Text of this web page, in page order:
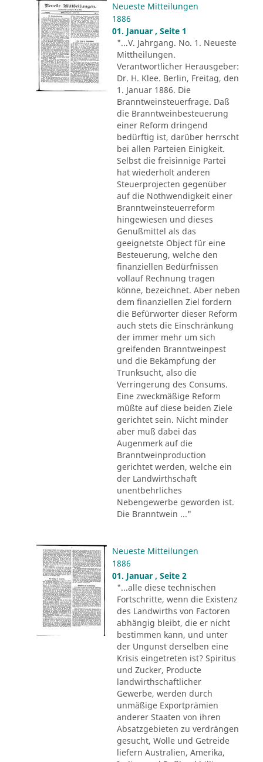
Neueste Mitteilungen
1886
01. Januar , Seite 1
"...V. Jahrgang. No. 1. Neueste
Mittheilungen.
Verantwortlicher Herausgeber:
Dr. H. Klee. Berlin, Freitag, den
1. Januar 1886. Die
Branntweinsteuerfrage. Daß
die Branntweinbesteuerung
einer Reform dringend
bedürftig ist, darüber herrscht
bei allen Parteien Einigkeit.
Selbst die freisinnige Partei
hat wiederholt anderen
Steuerprojecten gegenüber
auf die Nothwendigkeit einer
Branntweinsteuerreform
hingewiesen und dieses
Genußmittel als das
geeignetste Object für eine
Besteuerung, welche den
finanziellen Bedürfnissen
vollauf Rechnung tragen
könne, bezeichnet. Aber neben
dem finanziellen Ziel fordern
die Befürworter dieser Reform
auch stets die Einschränkung
der immer mehr um sich
greifenden Branntweinpest
und die Bekämpfung der
Trunksucht, also die
Verringerung des Consums.
Eine zweckmäßige Reform
müßte auf diese beiden Ziele
gerichtet sein. Nicht minder
aber muß dabei das
Augenmerk auf die
Branntweinproduction
gerichtet werden, welche ein
der Landwirthschaft
unentbehrliches
Nebengewerbe geworden ist.
Die Branntwein ..."
Neueste Mitteilungen
1886
01. Januar , Seite 2
"...alle diese technischen
Fortschritte, wenn die Existenz
des Landwirths von Factoren
abhängig bleibt, die er nicht
bestimmen kann, und unter
der Ungunst derselben eine
Krisis eingetreten ist? Spiritus
und Zucker, Producte
landwirthschaftlicher
Gewerbe, werden durch
unmäßige Exportprämien
anderer Staaten von ihren
Absatzgebieten zu verdrängen
gesucht, Wolle und Getreide
liefern Australien, Amerika,